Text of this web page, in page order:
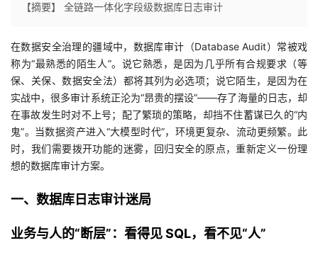
个
人
主
页
我
的
开
发
者
我
的
开
发
我
的
Programs
的
【摘要】 全链路一体化字段级数据库日志审计
在数据安全治理的疆域中，数据库审计（Database Audit）常被戏
称为“最熟悉的陌生人”。说它熟悉，是因为几乎所有合规要求（等
保、关保、数据安全法）都将其列为必选项；说它陌生，是因为在
实战中，很多审计系统正沦为“昂贵的摆设”——存了海量的日志，却
在事故发生时对不上号；配了繁琐的策略，却挡不住蓄谋已久的“内
鬼”。当数据资产进入“大模型时代”，环境更复杂、流动更频繁。此
时，我们需要拨开功能的迷雾，回归安全的原点，重新定义一份理
想的数据库审计方案。
一、数据库日志审计迷局
业务与人的“断层”：看得见 SQL，看不见“人”